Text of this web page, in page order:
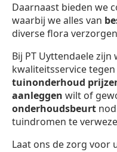
Daarnaast bieden we
waarbij we alles van
diverse flora
Bij PT Uyttendaele
kwaliteitsservice
tuinonderhoud
aanleggen wilt of
onderhoudsbeurt
tuindromen te
Laat ons de zorg voor